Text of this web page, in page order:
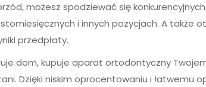
możesz spodziewać się
i innych pozycjach. A także
przedpłaty.
dom, kupuje aparat ortodontyczny
Dzięki niskim oprocentowaniu i łatwemu